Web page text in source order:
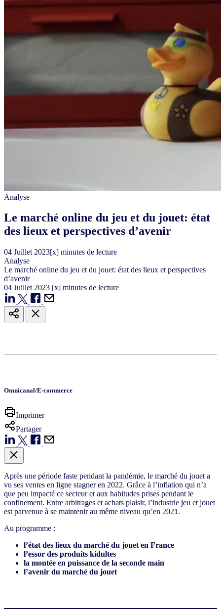
Analyse
Le marché online du jeu et du jouet: état
des lieux et perspectives d’avenir
04 Juillet 2023[x] minutes de lecture
Analyse
Le marché online du jeu et du jouet: état des lieux et perspectives
d’avenir
04 Juillet 2023 [x] minutes de lecture
Omnicanal/E-commerce
Imprimer
Partager
Après une période faste pendant la pandémie, le marché du jouet a
vu ses ventes en ligne stagner en 2022. Grâce à l’inflation qui n’a
que peu impacté ce secteur et aux habitudes prises pendant le
confinement. Entre arbitrages et achats plaisir, l’industrie jeu et jouet
est parvenue à se maintenir au même niveau qu’en 2021.
Au programme :
l’état des lieux du marché du jouet en France
l’essor des produits kidultes
la montée en puissance de la seconde main
l’avenir du marché du jouet